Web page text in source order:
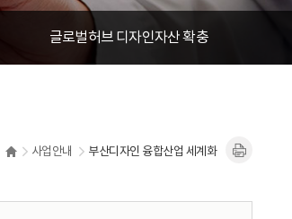
글로벌허브 디자인자산 확충
사업안내 부산디자인 융합산업 세계화